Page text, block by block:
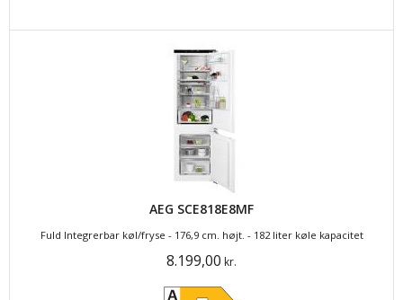
AEG SCE818E8MF
Fuld Integrerbar køl/fryse - 176,9 cm. højt. - 182 liter køle kapacitet
8.199,00 kr.